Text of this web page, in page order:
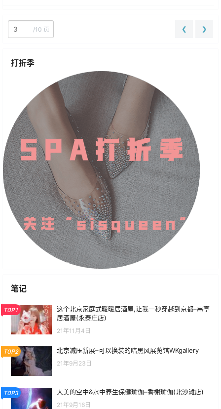
/10 页 ❮ ❯
打折季
笔记
TOP1
这个北京家庭式暖暖居酒屋,让我一秒穿越到京都–串亭
居酒屋(永泰庄店)
21年11月4日
TOP2 北京减压新展–可以换装的暗黑风展览馆WKgallery
21年9月23日
TOP3 大美的空中&水中养生保健瑜伽–香榭瑜伽(北沙滩店)
21年9月16日